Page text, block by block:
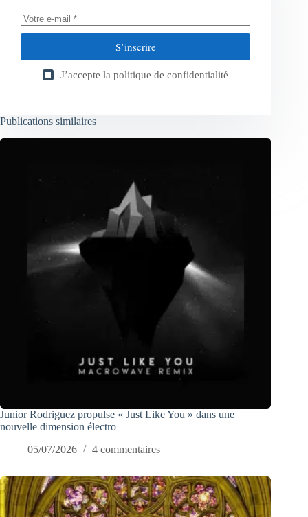
S’inscrire
J’accepte la politique de confidentialité
Publications similaires
Junior Rodriguez propulse « Just Like You » dans une
nouvelle dimension électro
05/07/2026
4 commentaires